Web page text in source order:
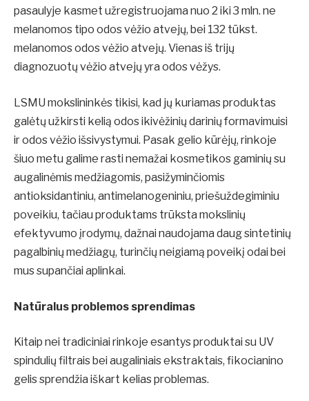
pasaulyje kasmet užregistruojama nuo 2 iki 3 mln. ne
melanomos tipo odos vėžio atvejų, bei 132 tūkst.
melanomos odos vėžio atvejų. Vienas iš trijų
diagnozuotų vėžio atvejų yra odos vėžys.
LSMU mokslininkės tikisi, kad jų kuriamas produktas
galėtų užkirsti kelią odos ikivėžinių darinių formavimuisi
ir odos vėžio išsivystymui. Pasak gelio kūrėjų, rinkoje
šiuo metu galime rasti nemažai kosmetikos gaminių su
augalinėmis medžiagomis, pasižyminčiomis
antioksidantiniu, antimelanogeniniu, priešuždegiminiu
poveikiu, tačiau produktams trūksta mokslinių
efektyvumo įrodymų, dažnai naudojama daug sintetinių
pagalbinių medžiagų, turinčių neigiamą poveikį odai bei
mus supančiai aplinkai.
Natūralus problemos sprendimas
Kitaip nei tradiciniai rinkoje esantys produktai su UV
spindulių filtrais bei augaliniais ekstraktais, fikocianino
gelis sprendžia iškart kelias problemas.